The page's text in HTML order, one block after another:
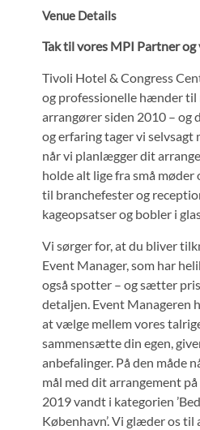
Venue Details
Tak til vores MPI Partner og
Tivoli Hotel & Congress
og professionelle hænder
arrangører siden 2010 – og
og erfaring tager vi selvsagt
når vi planlægger dit
holde alt lige fra små
til branchefester og
kageopsatser og bobler i
Vi sørger for, at du bliver
Event Manager, som har
også spotter – og sætter pris
detaljen. Event Manageren
at vælge mellem vores
sammensætte din egen,
anbefalinger. På den måde
mål med dit arrangement
2019 vandt i kategorien
København’. Vi glæder os til